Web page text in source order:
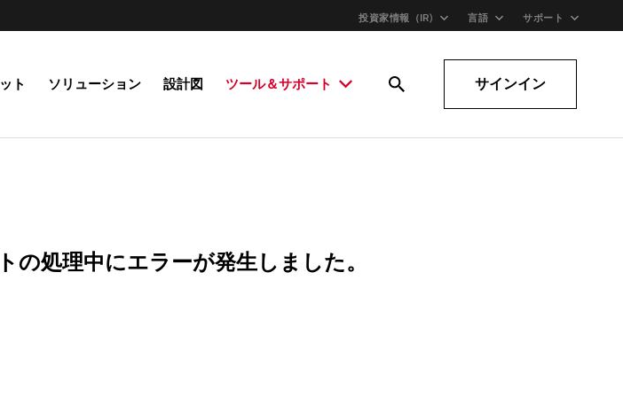
投資家情報（IR) 言語 サポート
ト ソリューション 設計図 ツール＆サポート サインイン
処理中にエラーが発生しました。